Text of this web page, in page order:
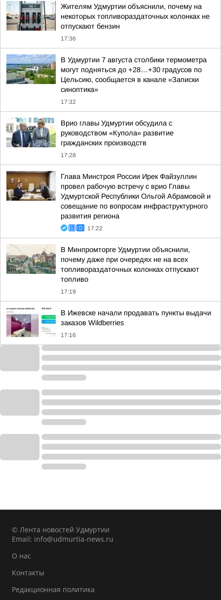
Жителям Удмуртии объяснили, почему на
некоторых топливораздаточных колонках не
отпускают бензин
17:36
В Удмуртии 7 августа столбики термометра
могут подняться до +28…+30 градусов по
Цельсию, сообщается в канале «Записки
синоптика»
17:32
Врио главы Удмуртии обсудила с
руководством «Купола» развитие
гражданских производств
17:28
Глава Минстроя России Ирек Файзуллин
провел рабочую встречу с врио Главы
Удмуртской Республики Ольгой Абрамовой и
совещание по вопросам инфраструктурного
развития региона
17:22
В Минпромторге Удмуртии объяснили,
почему даже при очередях не на всех
топливораздаточных колонках отпускают
топливо
17:19
В Ижевске начали продавать пункты выдачи
заказов Wildberries
17:16
© Лента новостей Удмуртии
Email: info@udmurtia-news.ru
О нас
Контакты
Редакционная политика